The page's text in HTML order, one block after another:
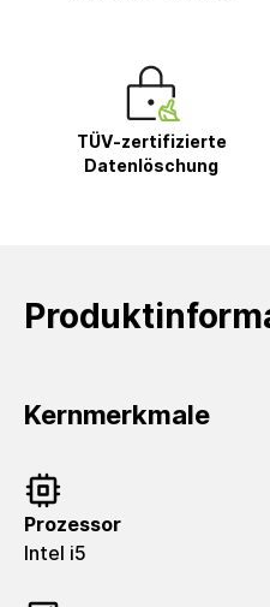
TÜV-zertifizierte
Datenlöschung
Kernmerkmale
Prozessor
Intel i5